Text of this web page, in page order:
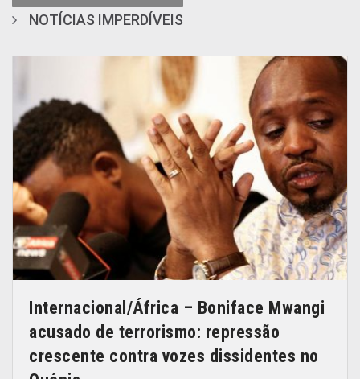
NOTÍCIAS IMPERDÍVEIS
Internacional/África – Boniface Mwangi
acusado de terrorismo: repressão
crescente contra vozes dissidentes no